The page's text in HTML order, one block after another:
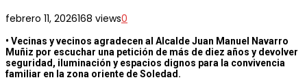
febrero 11, 2026168 views0
•⁠ ⁠Vecinas y vecinos agradecen al Alcalde Juan Manuel Navarro
Muñiz por escuchar una petición de más de diez años y devolver
seguridad, iluminación y espacios dignos para la convivencia
familiar en la zona oriente de Soledad.